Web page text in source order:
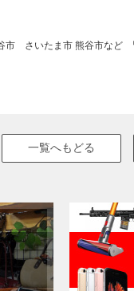
さいたま市 熊谷市など
一覧へもどる